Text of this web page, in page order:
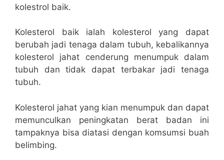
kolestrol baik.
Kolesterol baik ialah kolesterol yang dapat
berubah jadi tenaga dalam tubuh, kebalikannya
kolesterol jahat cenderung menumpuk dalam
tubuh dan tidak dapat terbakar jadi tenaga
tubuh.
Kolesterol jahat yang kian menumpuk dan dapat
memunculkan peningkatan berat badan ini
tampaknya bisa diatasi dengan komsumsi buah
belimbing.